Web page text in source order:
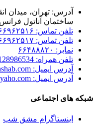
آدرس: تهران، میدان
ساختمان آناتول
تلفن تماس: ۶۶۹۶۲۵۱۶
تلفن تماس: ۶۶۹۶۲۵۱۷
نمابر: ۶۶۴۸۸۸۲۰
تلفن همراه: 09128986534
آدرس ایمیل: info@mashghshab.com
آدرس ایمیل: Mashgheshab84@yaho.com
شبکه های اجتماعی
اینستاگرام مشق شب